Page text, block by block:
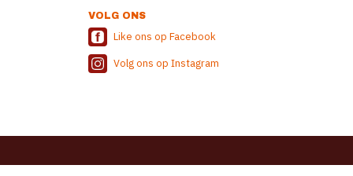
VOLG ONS
Like ons op Facebook
Volg ons op Instagram